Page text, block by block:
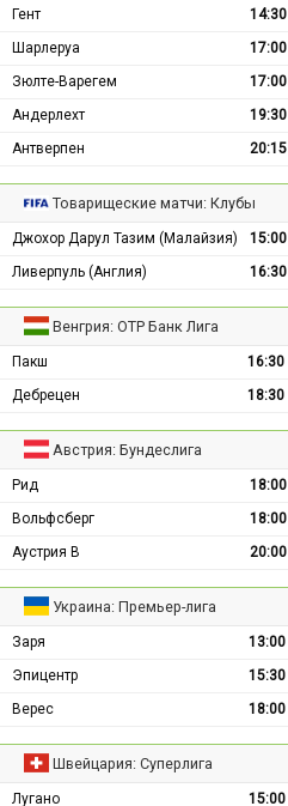
Гент 14:30
Шарлеруа
17:00
Зюлте-Варегем
17:00
Андерлехт
19:30
Антверпен
20:15
Товарищеские матчи: Клубы
Джохор Дарул Тазим (Малайзия) 15:00
Ливерпуль (Англия)
16:30
Венгрия: ОТР Банк Лига
Пакш 16:30
Дебрецен
18:30
Австрия: Бундеслига
Рид 18:00
Вольфсберг
18:00
Аустрия В
20:00
Украина: Премьер-лига
Заря 13:00
Эпицентр
15:30
Верес
18:00
Швейцария: Суперлига
Лугано 15:00